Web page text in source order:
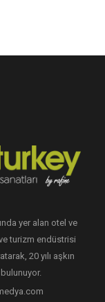
yer alan otel ve
turizm endüstrisi
20 yılı aşkın